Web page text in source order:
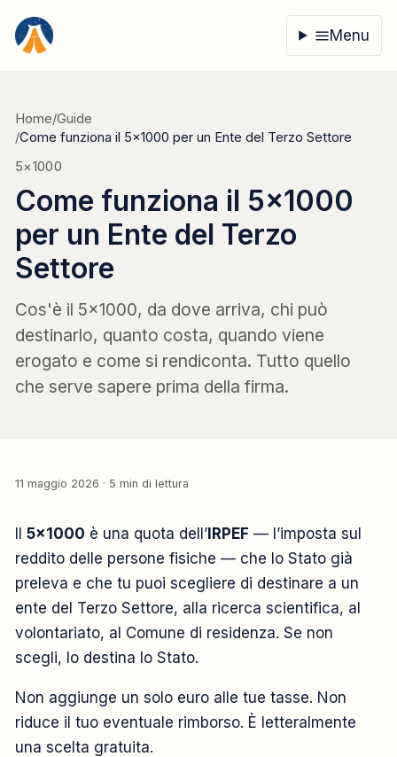
Menu
Home/Guide
/Come funziona il 5×1000 per un Ente del Terzo Settore
5×1000
Come funziona il 5×1000
per un Ente del Terzo
Settore
Cos'è il 5×1000, da dove arriva, chi può
destinarlo, quanto costa, quando viene
erogato e come si rendiconta. Tutto quello
che serve sapere prima della firma.
11 maggio 2026 · 5 min di lettura
Il 5×1000 è una quota dell’IRPEF — l’imposta sul
reddito delle persone fisiche — che lo Stato già
preleva e che tu puoi scegliere di destinare a un
ente del Terzo Settore, alla ricerca scientifica, al
volontariato, al Comune di residenza. Se non
scegli, lo destina lo Stato.
Non aggiunge un solo euro alle tue tasse. Non
riduce il tuo eventuale rimborso. È letteralmente
una scelta gratuita.